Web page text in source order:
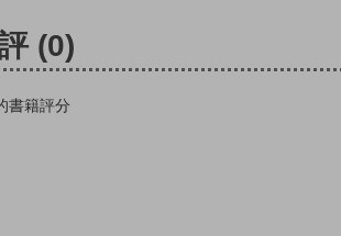
(0)
書籍評分